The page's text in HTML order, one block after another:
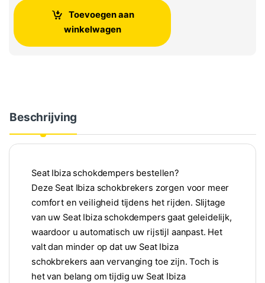
Toevoegen aan
winkelwagen
Beschrijving
Seat Ibiza schokdempers bestellen?
Deze Seat Ibiza schokbrekers zorgen voor meer
comfort en veiligheid tijdens het rijden. Slijtage
van uw Seat Ibiza schokdempers gaat geleidelijk,
waardoor u automatisch uw rijstijl aanpast. Het
valt dan minder op dat uw Seat Ibiza
schokbrekers aan vervanging toe zijn. Toch is
het van belang om tijdig uw Seat Ibiza